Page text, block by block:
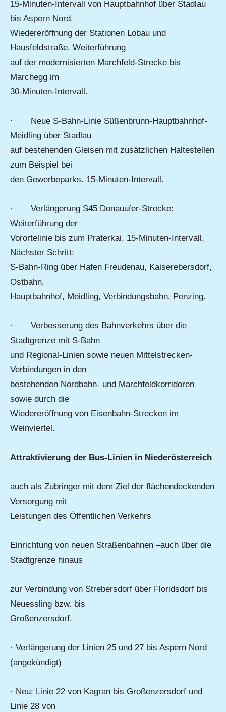
15-Minuten-Intervall von Hauptbahnhof über Stadlau
bis Aspern Nord.
Wiedereröffnung der Stationen Lobau und
Hausfeldstraße. Weiterführung
auf der modernisierten Marchfeld-Strecke bis
Marchegg im
30-Minuten-Intervall.
· Neue S-Bahn-Linie Süßenbrunn-Hauptbahnhof-
Meidling über Stadlau
auf bestehenden Gleisen mit zusätzlichen Haltestellen
zum Beispiel bei
den Gewerbeparks. 15-Minuten-Intervall.
· Verlängerung S45 Donauufer-Strecke:
Weiterführung der
Vorortelinie bis zum Praterkai. 15-Minuten-Intervall.
Nächster Schritt:
S-Bahn-Ring über Hafen Freudenau, Kaiserebersdorf,
Ostbahn,
Hauptbahnhof, Meidling, Verbindungsbahn, Penzing.
· Verbesserung des Bahnverkehrs über die
Stadtgrenze mit S-Bahn
und Regional-Linien sowie neuen Mittelstrecken-
Verbindungen in den
bestehenden Nordbahn- und Marchfeldkorridoren
sowie durch die
Wiedereröffnung von Eisenbahn-Strecken im
Weinviertel.
Attraktivierung der Bus-Linien in Niederösterreich
auch als Zubringer mit dem Ziel der flächendeckenden
Versorgung mit
Leistungen des Öffentlichen Verkehrs
Einrichtung von neuen Straßenbahnen –auch über die
Stadtgrenze hinaus
zur Verbindung von Strebersdorf über Floridsdorf bis
Neuessling bzw. bis
Großenzersdorf.
· Verlängerung der Linien 25 und 27 bis Aspern Nord
(angekündigt)
· Neu: Linie 22 von Kagran bis Großenzersdorf und
Linie 28 von